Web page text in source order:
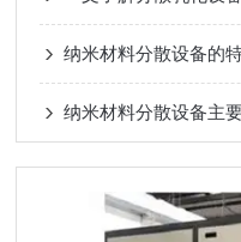
纳米材料分散设备的